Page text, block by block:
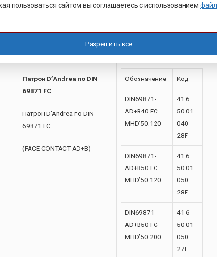
AD+B50 FC
01 050
Патрон D’Andrea по DIN
69871 FC
Патрон D’Andrea по DIN
69871 FC
(FACE CONTACT AD+B)
Обозначение Код
DIN69871-
AD+B40 FC
MHD’50.120
41 6
50 01
040
28F
DIN69871-
AD+B50 FC
MHD’50.120
41 6
50 01
050
28F
DIN69871-
AD+B50 FC
MHD’50.200
41 6
50 01
050
27F
пользоваться сайтом вы соглашаетесь с использованием
Разрешить все